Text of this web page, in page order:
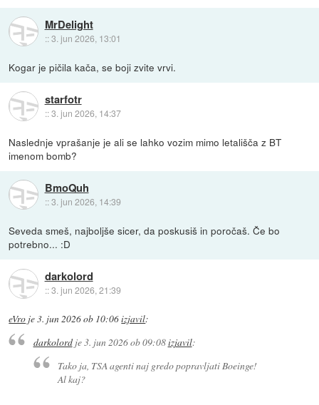
MrDelight
::3. jun 2026, 13:01
Kogar je pičila kača, se boji zvite vrvi.
starfotr
::3. jun 2026, 14:37
Naslednje vprašanje je ali se lahko vozim mimo letališča z BT
imenom bomb?
BmoQuh
::3. jun 2026, 14:39
Seveda smeš, najboljše sicer, da poskusiš in poročaš. Če bo
potrebno... :D
darkolord
::3. jun 2026, 21:39
eVro je3. jun 2026 ob 10:06izjavil:
darkolordje3. jun 2026 ob 09:08izjavil:
Tako ja, TSA agenti naj gredo popravljati Boeinge!
Al kaj?